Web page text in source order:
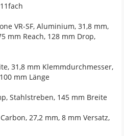
VR-SF, Aluminium, 31,8 mm,
mm Reach, 128 mm Drop,
31,8 mm Klemmdurchmesser,
mm Länge
Stahlstreben, 145 mm Breite
27,2 mm, 8 mm Versatz,